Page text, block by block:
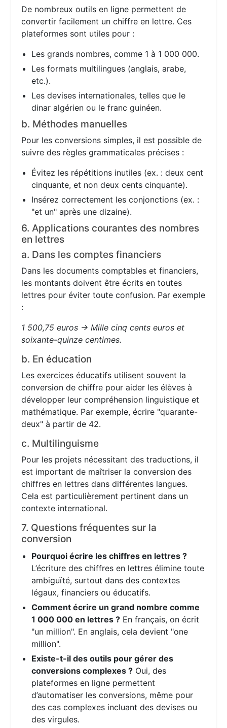
De nombreux outils en ligne permettent de
convertir facilement un chiffre en lettre. Ces
plateformes sont utiles pour :
Les grands nombres, comme 1 à 1 000 000.
Les formats multilingues (anglais, arabe,
etc.).
Les devises internationales, telles que le
dinar algérien ou le franc guinéen.
b. Méthodes manuelles
Pour les conversions simples, il est possible de
suivre des règles grammaticales précises :
Évitez les répétitions inutiles (ex. : deux cent
cinquante, et non deux cents cinquante).
Insérez correctement les conjonctions (ex. :
"et un" après une dizaine).
6. Applications courantes des nombres
en lettres
a. Dans les comptes financiers
Dans les documents comptables et financiers,
les montants doivent être écrits en toutes
lettres pour éviter toute confusion. Par exemple
:
1 500,75 euros → Mille cinq cents euros et
soixante-quinze centimes.
b. En éducation
Les exercices éducatifs utilisent souvent la
conversion de chiffre pour aider les élèves à
développer leur compréhension linguistique et
mathématique. Par exemple, écrire "quarante-
deux" à partir de 42.
c. Multilinguisme
Pour les projets nécessitant des traductions, il
est important de maîtriser la conversion des
chiffres en lettres dans différentes langues.
Cela est particulièrement pertinent dans un
contexte international.
7. Questions fréquentes sur la
conversion
Pourquoi écrire les chiffres en lettres ?
L’écriture des chiffres en lettres élimine toute
ambiguïté, surtout dans des contextes
légaux, financiers ou éducatifs.
Comment écrire un grand nombre comme
1 000 000 en lettres ? En français, on écrit
"un million". En anglais, cela devient "one
million".
Existe-t-il des outils pour gérer des
conversions complexes ? Oui, des
plateformes en ligne permettent
d’automatiser les conversions, même pour
des cas complexes incluant des devises ou
des virgules.